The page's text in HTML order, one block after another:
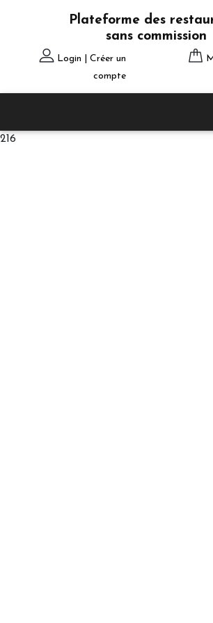
Plateforme des
sans commission
Login | Créer un
compte
216